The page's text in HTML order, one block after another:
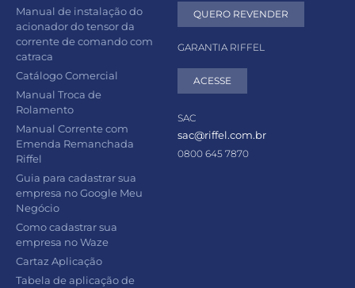
Manual de instalação do
acionador do tensor da
corrente de comando com
catraca
Catálogo Comercial
Manual Troca de
Rolamento
Manual Corrente com
Emenda Remanchada
Riffel
Guia para cadastrar sua
empresa no Google Meu
Negócio
Como cadastrar sua
empresa no Waze
Cartaz Aplicação
Tabela de aplicação de
QUERO REVENDER
GARANTIA RIFFEL
ACESSE
SAC
sac@riffel.com.br
0800 645 7870